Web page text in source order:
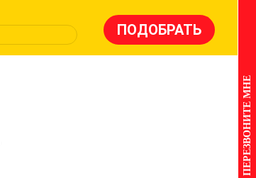
ПЕРЕЗВОНИТЕ МНЕ